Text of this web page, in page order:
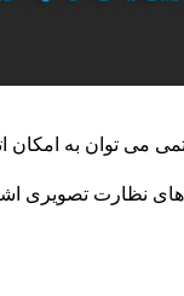
می توان به امکان
نظارت تصویری